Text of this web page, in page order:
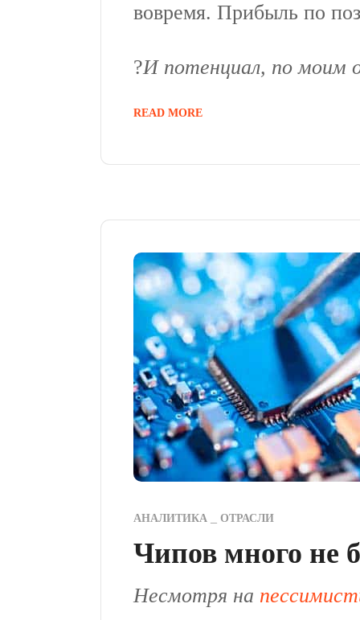
вовремя. Прибыль по
?И потенциал, по моим
READ MORE
АНАЛИТИКА ОТРАСЛИ
Чипов много не
Несмотря на